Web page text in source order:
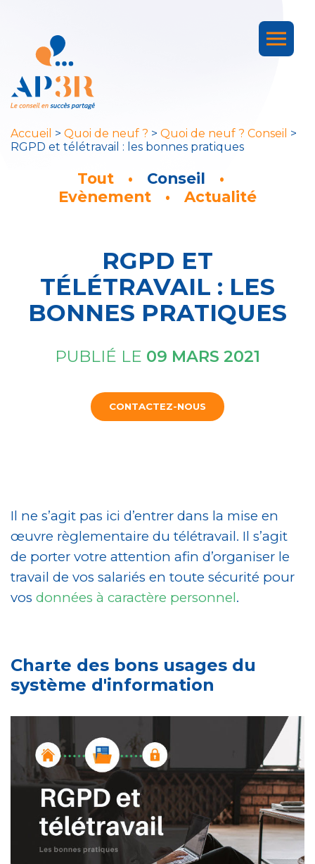
Accueil > Quoi de neuf ? > Quoi de neuf ? Conseil >
RGPD et télétravail : les bonnes pratiques
Tout
Conseil
Evènement
Actualité
RGPD ET
TÉLÉTRAVAIL : LES
BONNES PRATIQUES
PUBLIÉ LE 09 MARS 2021
CONTACTEZ-NOUS
Il ne s’agit pas ici d’entrer dans la mise en
œuvre règlementaire du télétravail. Il s’agit
de porter votre attention afin d’organiser le
travail de vos salariés en toute sécurité pour
vos données à caractère personnel.
Charte des bons usages du
système d'information